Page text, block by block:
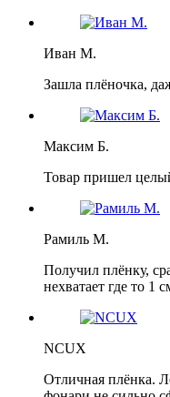
Иван М.
Зашла плёночка,
Максим Б.
Товар пришел
Рамиль М.
Получил плёнку,
нехватает где то 1
NCUX
Отличная плёнка.